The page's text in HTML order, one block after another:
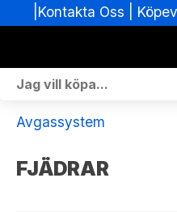
Avgassystem
FJÄDRAR